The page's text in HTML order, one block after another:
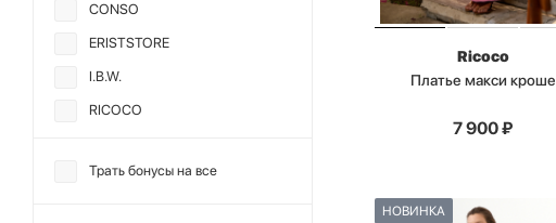
Ricoco
Платье макси кроше
7 900₽
НОВИНКА
CONSO
ERISTSTORE
I.B.W.
RICOCO
TABOO
Трать бонусы на все